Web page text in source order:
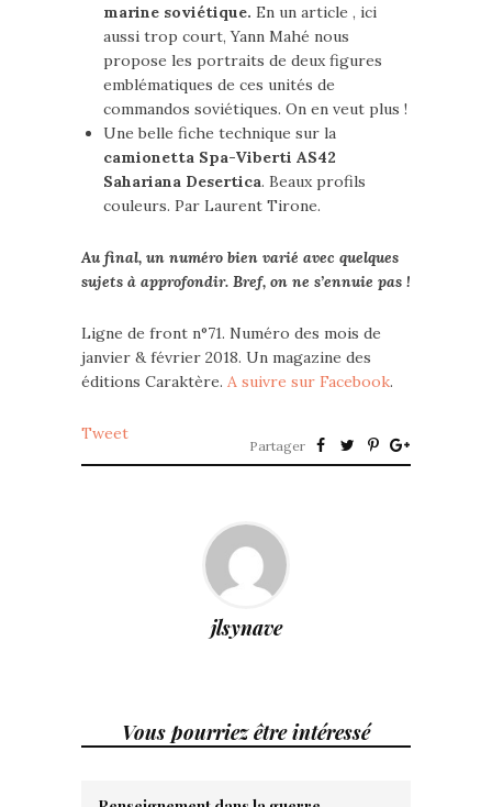
marine soviétique. En un article , ici
aussi trop court, Yann Mahé nous
propose les portraits de deux figures
emblématiques de ces unités de
commandos soviétiques. On en veut plus !
Une belle fiche technique sur la
camionetta Spa-Viberti AS42
Sahariana Desertica. Beaux profils
couleurs. Par Laurent Tirone.
Au final, un numéro bien varié avec quelques
sujets à approfondir. Bref, on ne s’ennuie pas !
Ligne de front n°71. Numéro des mois de
janvier & février 2018. Un magazine des
éditions Caraktère. A suivre sur Facebook.
Tweet
Partager
jlsynave
Vous pourriez être intéressé